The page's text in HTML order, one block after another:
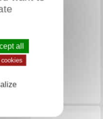
all